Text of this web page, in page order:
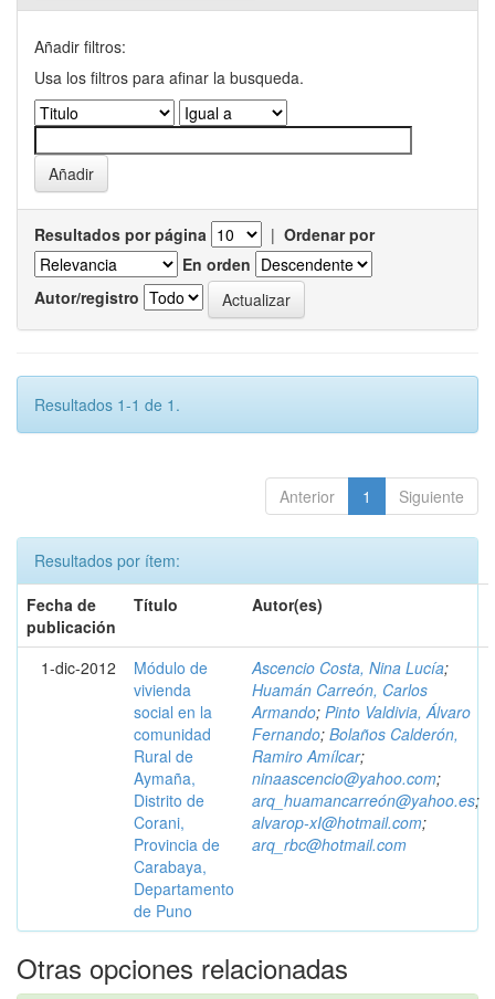
Añadir filtros:
Usa los filtros para afinar la busqueda.
Resultados por página | Ordenar por
En orden
Autor/registro
Resultados 1-1 de 1.
Anterior 1 Siguiente
Resultados por ítem:
Fecha de
publicación
Título Autor(es)
1-dic-2012
Módulo de
vivienda
social en la
comunidad
Rural de
Aymaña,
Distrito de
Corani,
Provincia de
Carabaya,
Departamento
de Puno
Ascencio Costa, Nina Lucía;
Huamán Carreón, Carlos
Armando; Pinto Valdivia, Álvaro
Fernando; Bolaños Calderón,
Ramiro Amílcar;
ninaascencio@yahoo.com;
arq_huamancarreón@yahoo.es;
alvarop-xI@hotmail.com;
arq_rbc@hotmail.com
Otras opciones relacionadas